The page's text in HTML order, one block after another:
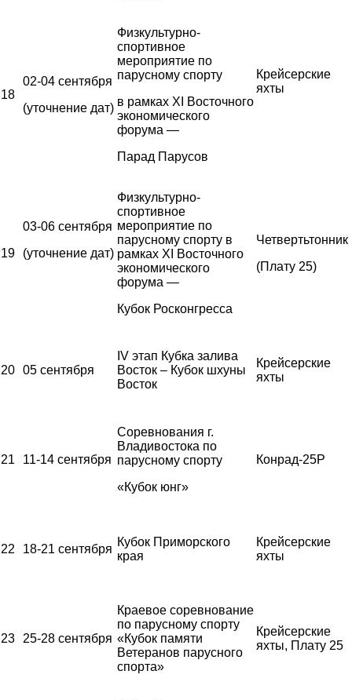
18
02-04 сентября
(уточнение дат)
Физкультурно-
спортивное
мероприятие по
парусному спорту
в рамках XI Восточного
экономического
форума —
Парад Парусов
Крейсерские
яхты
19
03-06 сентября
(уточнение дат)
Физкультурно-
спортивное
мероприятие по
парусному спорту в
рамках XI Восточного
экономического
форума —
Кубок Росконгресса
Четвертьтонник
(Плату 25)
20 05 сентября
IV этап Кубка залива
Восток – Кубок шхуны
Восток
Крейсерские
яхты
21 11-14 сентября
Соревнования г.
Владивостока по
парусному спорту
«Кубок юнг»
Конрад-25Р
22 18-21 сентября
Кубок Приморского
края
Крейсерские
яхты
23 25-28 сентября
Краевое соревнование
по парусному спорту
«Кубок памяти
Ветеранов парусного
спорта»
Крейсерские
яхты, Плату 25